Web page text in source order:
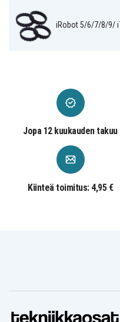
iRobot 5/6/7/8/9/
Jopa 12 kuukauden takuu
Kiinteä toimitus: 4,95 €